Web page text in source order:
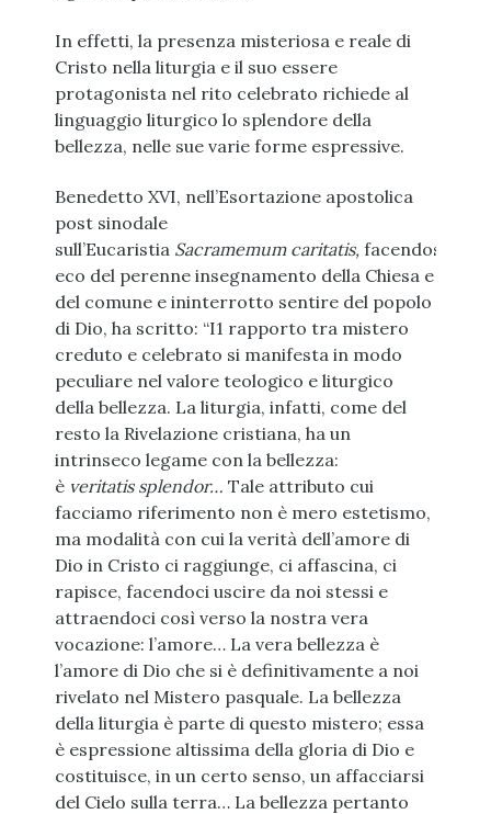
In effetti, la presenza misteriosa e reale di
Cristo nella liturgia e il suo essere
protagonista nel rito celebrato richiede al
linguaggio liturgico lo splendore della
bellezza, nelle sue varie forme espressive.
Benedetto XVI, nell’Esortazione apostolica
post sinodale
sull’Eucaristia Sacramemum caritatis, facendosi
eco del perenne insegnamento della Chiesa e
del comune e ininterrotto sentire del popolo
di Dio, ha scritto: “I1 rapporto tra mistero
creduto e celebrato si manifesta in modo
peculiare nel valore teologico e liturgico
della bellezza. La liturgia, infatti, come del
resto la Rivelazione cristiana, ha un
intrinseco legame con la bellezza:
è veritatis splendor… Tale attributo cui
facciamo riferimento non è mero estetismo,
ma modalità con cui la verità dell’amore di
Dio in Cristo ci raggiunge, ci affascina, ci
rapisce, facendoci uscire da noi stessi e
attraendoci così verso la nostra vera
vocazione: l’amore… La vera bellezza è
l’amore di Dio che si è definitivamente a noi
rivelato nel Mistero pasquale. La bellezza
della liturgia è parte di questo mistero; essa
è espressione altissima della gloria di Dio e
costituisce, in un certo senso, un affacciarsi
del Cielo sulla terra… La bellezza pertanto